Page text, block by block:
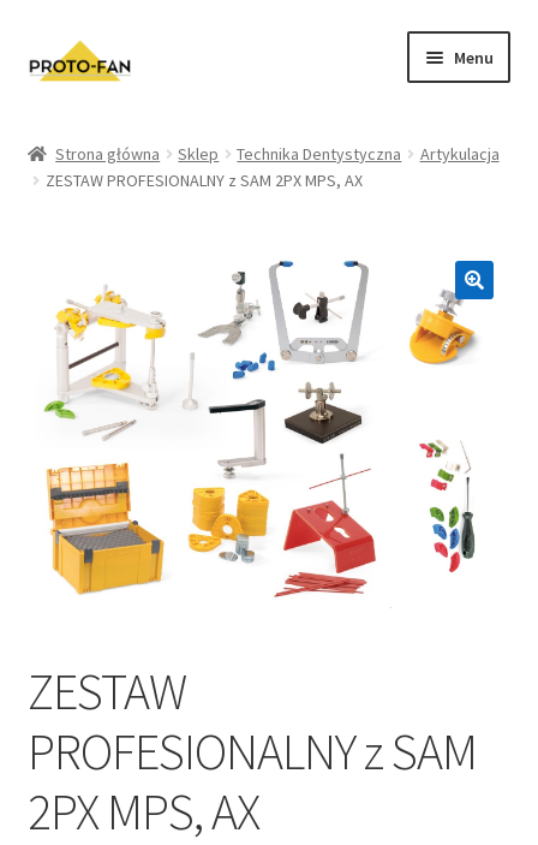
Menu
Kursy Stomatologiczne
FAQ
Zwroty i Reklamacje
Regulamin sklepu
Polityka prywatności
Strona główna Sklep Technika Dentystyczna
Artykulacja
ZESTAW PROFESIONALNY z SAM 2PX MPS, AX
ZESTAW
PROFESIONALNY z SAM
2PX MPS, AX